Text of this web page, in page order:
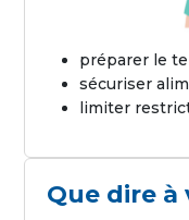
préparer le
sécuriser
limiter
Que dire